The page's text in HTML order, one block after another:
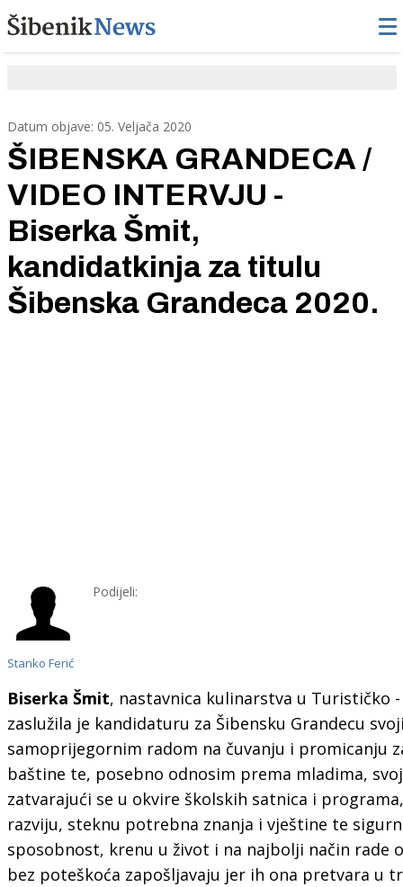
Datum objave: 05. Veljača 2020
ŠIBENSKA GRANDECA /
VIDEO INTERVJU -
Biserka Šmit,
kandidatkinja za titulu
Šibenska Grandeca 2020.
Stanko Ferić
Podijeli:
Biserka Šmit, nastavnica kulinarstva u Turističko
zaslužila je kandidaturu za Šibensku Grandecu
samoprijegornim radom na čuvanju i promicanju
baštine te, posebno odnosim prema mladima,
zatvarajući se u okvire školskih satnica i
razviju, steknu potrebna znanja i vještine te
sposobnost, krenu u život i na najbolji način rade
bez poteškoća zapošljavaju jer ih ona pretvara u